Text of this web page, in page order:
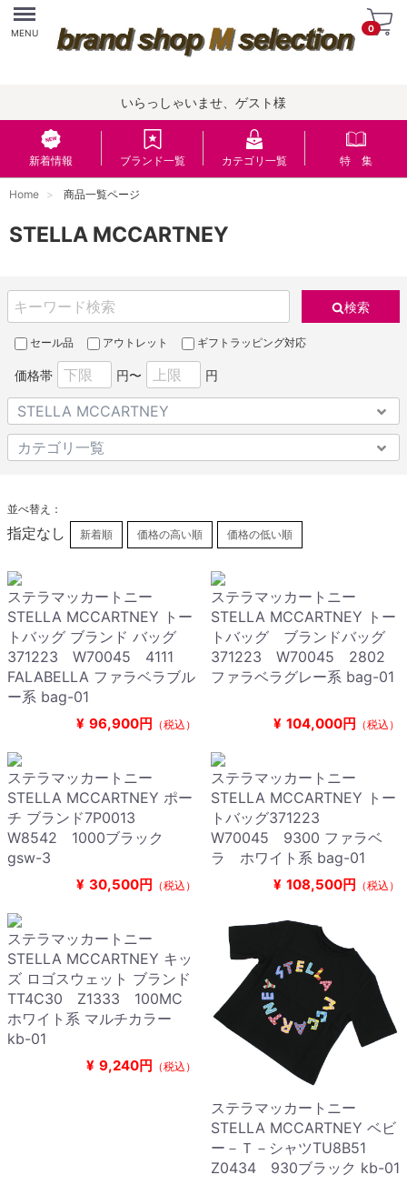
Menu
MENU 0
いらっしゃいませ、ゲスト様
新着情報 ブランド一覧 カテゴリ一覧 特 集
Home 商品一覧ページ
STELLA MCCARTNEY
検索
セール品 アウトレット ギフトラッピング対応
価格帯 円〜 円
並べ替え：
指定なし 新着順 価格の高い順 価格の低い順
ステラマッカートニー
STELLA MCCARTNEY トー
トバッグ ブランド バッグ
371223 W70045 4111
FALABELLA ファラベラブル
ー系 bag-01
¥ 96,900円 （税込）
ステラマッカートニー
STELLA MCCARTNEY トー
トバッグ ブランドバッグ
371223 W70045 2802
ファラベラグレー系 bag-01
¥ 104,000円 （税込）
ステラマッカートニー
STELLA MCCARTNEY ポー
チ ブランド7P0013
W8542 1000ブラック
gsw-3
¥ 30,500円 （税込）
ステラマッカートニー
STELLA MCCARTNEY トー
トバッグ371223
W70045 9300 ファラベ
ラ ホワイト系 bag-01
¥ 108,500円 （税込）
ステラマッカートニー
STELLA MCCARTNEY キッ
ズ ロゴスウェット ブランド
TT4C30 Z1333 100MC
ホワイト系 マルチカラー
kb-01
¥ 9,240円 （税込）
ステラマッカートニー
STELLA MCCARTNEY ベビ
ー－Ｔ－シャツTU8B51
Z0434 930ブラック kb-01